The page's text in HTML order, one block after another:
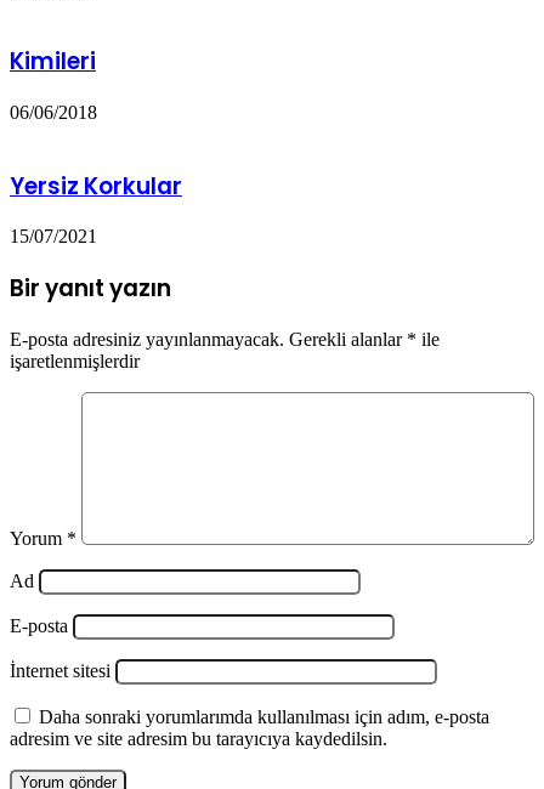
Kimileri
06/06/2018
Yersiz Korkular
15/07/2021
Bir yanıt yazın
E-posta adresiniz yayınlanmayacak. Gerekli alanlar * ile
işaretlenmişlerdir
Yorum *
Ad
E-posta
İnternet sitesi
Daha sonraki yorumlarımda kullanılması için adım, e-posta
adresim ve site adresim bu tarayıcıya kaydedilsin.